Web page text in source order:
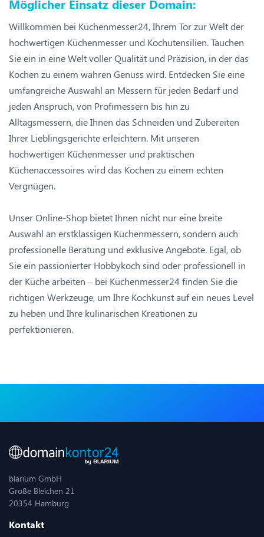
Möglicher Einsatz dieser Domain:
Willkommen bei Küchenmesser24, Ihrem Tor zur Welt der
hochwertigen Küchenmesser und Kochutensilien. Tauchen
Sie ein in eine Welt voller Qualität und Präzision, in der das
Kochen zu einem wahren Genuss wird. Entdecken Sie eine
umfangreiche Auswahl an Messern für jeden Bedarf und
jeden Anspruch, von Profimessern bis hin zu
Alltagsmessern, die Ihnen das Schneiden und Zubereiten
Ihrer Lieblingsgerichte erleichtern. Mit unseren
hochwertigen Küchenmesser und praktischen
Küchenaccessoires wird das Kochen zu einem echten
Vergnügen.
Unser Online-Shop bietet Ihnen nicht nur eine breite
Auswahl an erstklassigen Küchenmessern, sondern auch
professionelle Beratung und exklusive Angebote. Egal, ob
Sie ein passionierter Hobbykoch sind oder professionell in
der Küche arbeiten – bei Küchenmesser24 finden Sie die
richtigen Werkzeuge, um Ihre Kochkunst auf ein neues Level
zu heben und Ihre kulinarischen Kreationen zu
perfektionieren.
blarium GmbH
Große Bleichen 21
20354 Hamburg
Kontakt